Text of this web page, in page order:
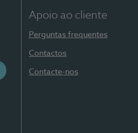
Apoio ao cliente
Perguntas frequentes
Contactos
Contacte-nos